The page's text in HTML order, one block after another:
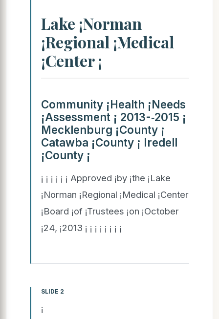
Lake ¡Norman
¡Regional ¡Medical
¡Center ¡
Community ¡Health ¡Needs
¡Assessment ¡ 2013-­‑2015 ¡
Mecklenburg ¡County ¡
Catawba ¡County ¡ Iredell
¡County ¡
¡ ¡ ¡ ¡ ¡ ¡ Approved ¡by ¡the ¡Lake
¡Norman ¡Regional ¡Medical ¡Center
¡Board ¡of ¡Trustees ¡on ¡October
¡24, ¡2013 ¡ ¡ ¡ ¡ ¡ ¡ ¡ ¡
SLIDE 2
¡